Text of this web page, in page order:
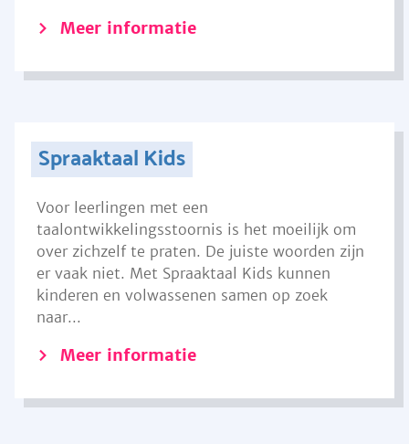
Meer informatie
Spraaktaal Kids
Voor leerlingen met een
taalontwikkelingsstoornis is het moeilijk om
over zichzelf te praten. De juiste woorden zijn
er vaak niet. Met Spraaktaal Kids kunnen
kinderen en volwassenen samen op zoek
naar...
Meer informatie